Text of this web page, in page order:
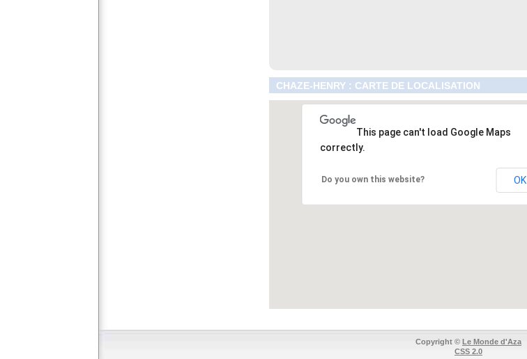
CHAZE-HENRY : CARTE DE LOCALISATION
This page can't load Google Maps
correctly.
Do you own this website? OK
Copyright © Le Monde d'Aza
CSS 2.0